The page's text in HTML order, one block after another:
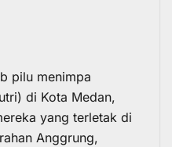
pilu menimpa
di Kota Medan,
yang terletak di
Anggrung,